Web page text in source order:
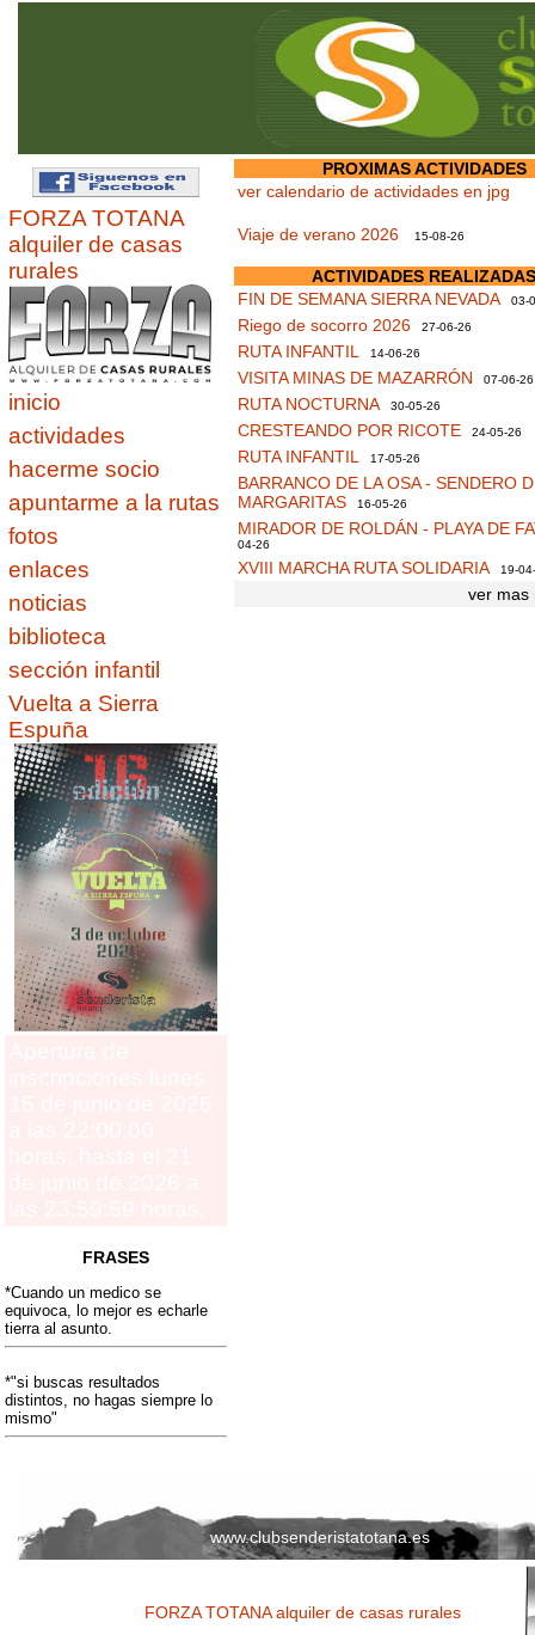
FORZA TOTANA
alquiler de casas
rurales
inicio
actividades
hacerme socio
apuntarme a la rutas
fotos
enlaces
noticias
biblioteca
sección infantil
Vuelta a Sierra
Espuña
FRASES
*Cuando un medico se
equivoca, lo mejor es echarle
tierra al asunto.
*"si buscas resultados
distintos, no hagas siempre lo
mismo"
PROXIMAS ACTIVIDADES
ver calendario de actividades en jpg
Viaje de verano 2026 15-08-26
ACTIVIDADES REALIZADAS
FIN DE SEMANA SIERRA NEVADA 03-
Riego de socorro 2026 27-06-26
RUTA INFANTIL 14-06-26
VISITA MINAS DE MAZARRÓN 07-06-26
RUTA NOCTURNA 30-05-26
CRESTEANDO POR RICOTE 24-05-26
RUTA INFANTIL 17-05-26
BARRANCO DE LA OSA - SENDERO
MARGARITAS 16-05-26
MIRADOR DE ROLDÁN - PLAYA DE
04-26
XVIII MARCHA RUTA SOLIDARIA 19-
ver mas
www.clubsenderistatotana.es
FORZA TOTANA alquiler de casas rurales